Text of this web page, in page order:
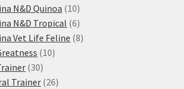
N&D Quinoa 1010
produktů
N&D Tropical 66
produktů
Vet Life Feline 88
1010
3030
produktů
Trainer 2626